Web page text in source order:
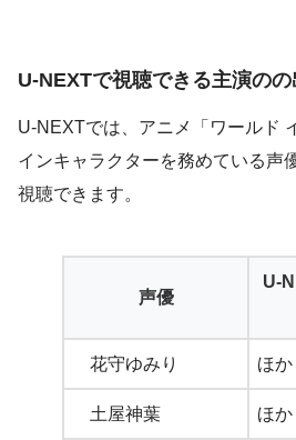
U-NEXTで視聴できる主演の
U-NEXTでは、アニメ「ワールド
インキャラクターを務めている声
視聴できます。
声優
U-
花守ゆみり ほか
土屋神葉 ほか